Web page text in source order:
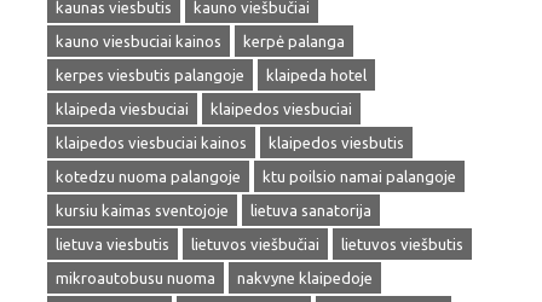
kaunas viesbutis
kauno viešbučiai
kauno viesbuciai kainos
kerpė palanga
kerpes viesbutis palangoje
klaipeda hotel
klaipeda viesbuciai
klaipedos viesbuciai
klaipedos viesbuciai kainos
klaipedos viesbutis
kotedzu nuoma palangoje
ktu poilsio namai palangoje
kursiu kaimas sventojoje
lietuva sanatorija
lietuva viesbutis
lietuvos viešbučiai
lietuvos viešbutis
mikroautobusu nuoma
nakvyne klaipedoje